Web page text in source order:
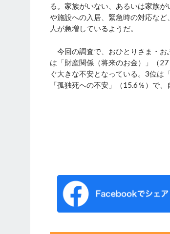
る。家族がいない、あるいは家族
や施設への入居、緊急時の対応な
人が急増しているようだ。
今回の調査で、おひとりさま・お
は「財産関係（将来のお金）」（
ぐ大きな不安となっている。3位は
「孤独死への不安」（15.6％）で